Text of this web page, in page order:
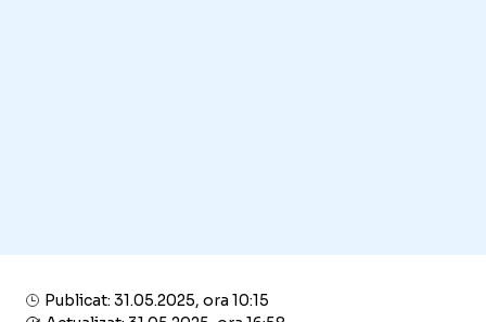
Publicat: 31.05.2025, ora 10:15